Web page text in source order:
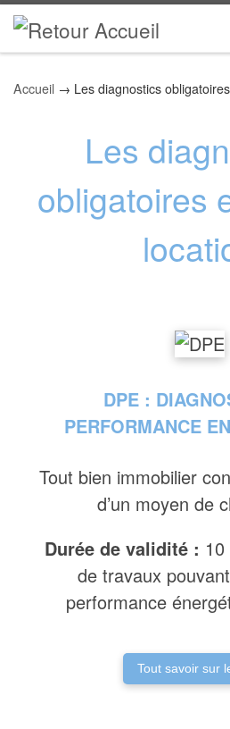
Skip to content
Accueil → Les diagnostics
Les
obligatoires
DPE :
PERFORMANCE
Tout bien immobilier
d’un moyen de
Durée de validité :
de travaux
performance
Tout savoir sur